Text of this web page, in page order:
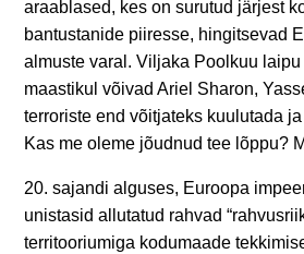
araablased, kes on surutud järjest
bantustanide piiresse, hingitsevad
almuste varal. Viljaka Poolkuu laipu
maastikul võivad Ariel Sharon,
terroriste end võitjateks kuulutada
Kas me oleme jõudnud tee lõppu?
20. sajandi alguses, Euroopa
unistasid allutatud rahvad
territooriumiga kodumaade